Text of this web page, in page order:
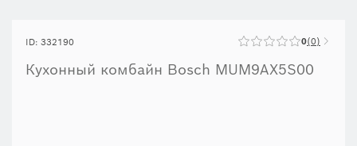
ID: 332190 0 0
Кухонный комбайн Bosch MUM9AX5S00